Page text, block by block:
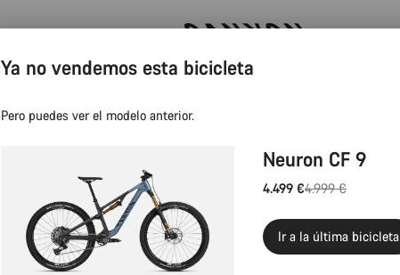
Canyon Factory Service en Tres Cantos
Ya no vendemos esta bicicleta
Pero puedes ver el modelo anterior.
Neuron CF 9
4.499 €
Precio
4.999 €
Ir a la última bicicleta